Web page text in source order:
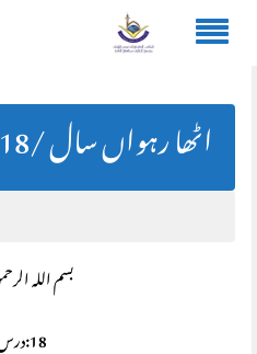
contentاٹھا رہواں سال /18:درس نمبر
بسم اللہ
18:درس نمبر